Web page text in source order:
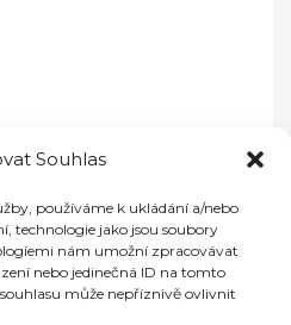
Souhlas
používáme k ukládání a/nebo
technologie jako jsou soubory
nám umožní zpracovávat
nebo jedinečná ID na tomto
může nepříznivě ovlivnit